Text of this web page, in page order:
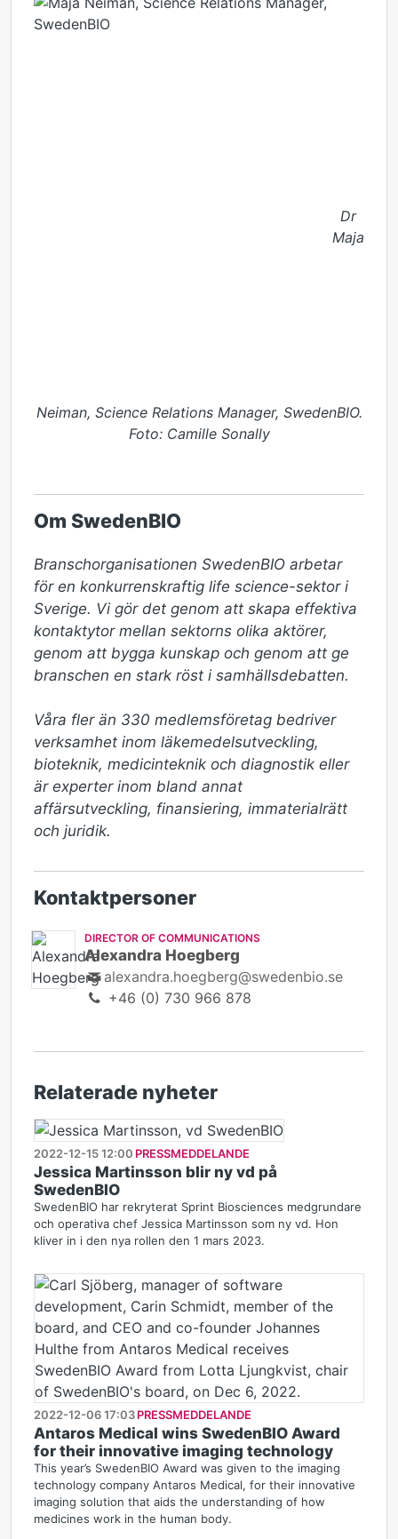
Dr
Maja
Neiman, Science Relations Manager, SwedenBIO.
Foto: Camille Sonally
Om SwedenBIO
Branschorganisationen SwedenBIO arbetar
för en konkurrenskraftig life science-sektor i
Sverige. Vi gör det genom att skapa effektiva
kontaktytor mellan sektorns olika aktörer,
genom att bygga kunskap och genom att ge
branschen en stark röst i samhällsdebatten.
Våra fler än 330 medlemsföretag bedriver
verksamhet inom läkemedelsutveckling,
bioteknik, medicinteknik och diagnostik eller
är experter inom bland annat
affärsutveckling, finansiering, immaterialrätt
och juridik.
Kontaktpersoner
DIRECTOR OF COMMUNICATIONS
Alexandra Hoegberg
alexandra.hoegberg@swedenbio.se
+46 (0) 730 966 878
Relaterade nyheter
2022-12-15 12:00 PRESSMEDDELANDE
Jessica Martinsson blir ny vd på
SwedenBIO
SwedenBIO har rekryterat Sprint Biosciences medgrundare
och operativa chef Jessica Martinsson som ny vd. Hon
kliver in i den nya rollen den 1 mars 2023.
2022-12-06 17:03PRESSMEDDELANDE
Antaros Medical wins SwedenBIO Award
for their innovative imaging technology
This year’s SwedenBIO Award was given to the imaging
technology company Antaros Medical, for their innovative
imaging solution that aids the understanding of how
medicines work in the human body.